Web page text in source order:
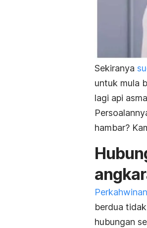
Sekiranya
untuk mula
lagi api
hambar?
berdua
hubungan